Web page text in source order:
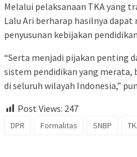
Melalui pelaksanaan TKA yang
Lalu Ari berharap hasilnya dapat
penyusunan kebijakan
“Serta menjadi pijakan penting
sistem pendidikan yang merata,
di seluruh wilayah Indonesia,”
Post Views: 247
DPR Formalitas SNBP